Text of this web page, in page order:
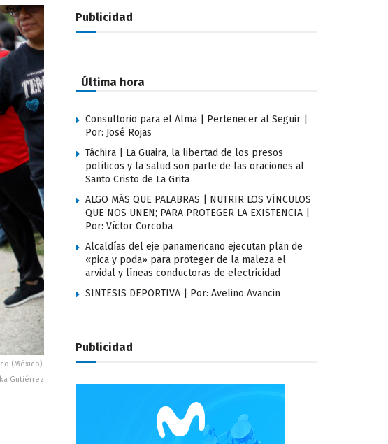
(México).
Gutiérrez
Publicidad
Última hora
Consultorio para el Alma | Pertenecer al Seguir |
Por: José Rojas
Táchira | La Guaira, la libertad de los presos
políticos y la salud son parte de las oraciones al
Santo Cristo de La Grita
ALGO MÁS QUE PALABRAS | NUTRIR LOS VÍNCULOS
QUE NOS UNEN; PARA PROTEGER LA EXISTENCIA |
Por: Víctor Corcoba
Alcaldías del eje panamericano ejecutan plan de
«pica y poda» para proteger de la maleza el
arvidal y líneas conductoras de electricidad
SINTESIS DEPORTIVA | Por: Avelino Avancin
Publicidad